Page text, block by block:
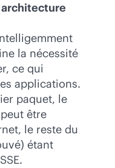
architecture
la nécessité
ce qui
applications.
paquet, le
être
le reste du
étant